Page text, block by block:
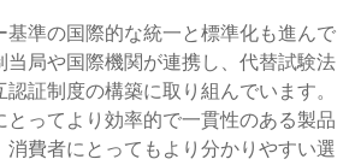
基準の国際的な統一と標準化も進んで
当局や国際機関が連携し、代替試験法
証制度の構築に取り組んでいます。
とってより効率的で一貫性のある製品
消費者にとってもより分かりやすい選